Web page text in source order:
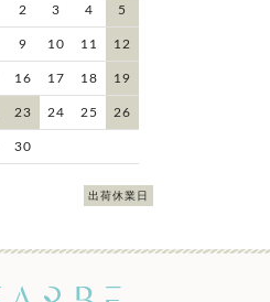
2 3 4 5
9 10 11 12
16 17 18 19
23 24 25 26
30
出荷休業日